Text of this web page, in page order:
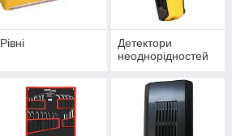
Рівні
Детектори
неоднорідностей